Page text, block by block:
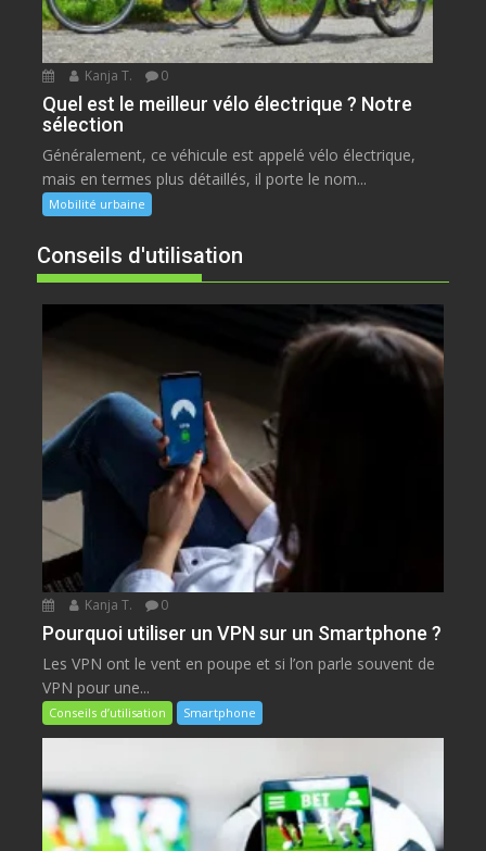
Kanja T. 0
Quel est le meilleur vélo électrique ? Notre
sélection
Généralement, ce véhicule est appelé vélo électrique,
mais en termes plus détaillés, il porte le nom...
Mobilité urbaine
Conseils d'utilisation
Kanja T. 0
Pourquoi utiliser un VPN sur un Smartphone ?
Les VPN ont le vent en poupe et si l’on parle souvent de
VPN pour une...
Conseils d’utilisation Smartphone